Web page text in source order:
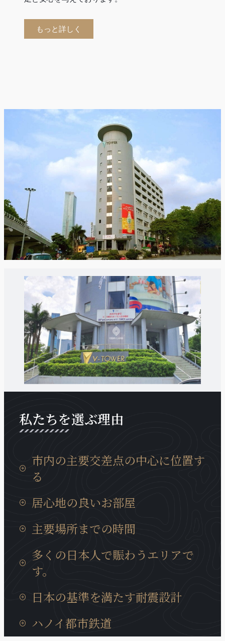
もっと詳しく
私たちを選ぶ理由
市内の主要交差点の中心に位置す
る
タンロン工業団地までの移動時間は15分、イノバイ
国際空港までは30分と通勤等にも非常に便利な場所
居心地の良いお部屋
日本製の設備が充実していて、ベトナムに居ても、
日本の我が家の居心地に癒やされます。
主要場所までの時間
タンロン工業団地までの移動時間は15分、イノバイ
国際空港までは30分と通勤等にも非常に便利な場所
に位置しております。
多くの日本人で賑わうエリアで
す。
近くには多くの日系企業も、キムマー通り、ダオタ
ン通りに集まっています。また、周辺には多様な商
宅街にも近いロケーションです。
日本の基準を満たす耐震設計
ハノイの建造物では非常にめずらいい耐震構造のビ
ルディングで、安心に宿泊できます。
ハノイ都市鉄道